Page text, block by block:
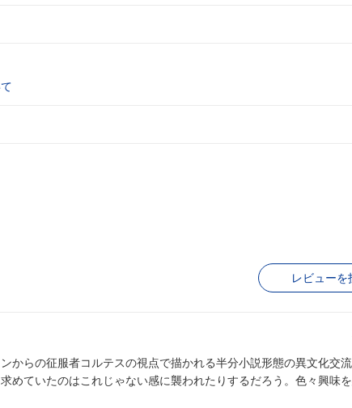
レビューを
からの征服者コルテスの視点で描かれる半分小説形態の異文化交
めていたのはこれじゃない感に襲われたりするだろう。色々興味